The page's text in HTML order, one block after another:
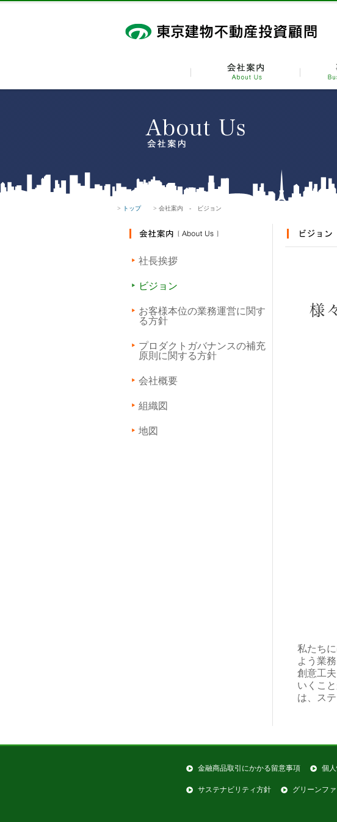
> トップ> 会社案内 - ビジョン
社長挨拶
ビジョン
お客様本位の業務運営に関す
る方針
プロダクトガバナンスの補充
原則に関する方針
会社概要
組織図
地図
私たち
よう業
創意工
いくこ
は、ス
金融商品取引にかかる留意事項 個
サステナビリティ方針 グリーンフ